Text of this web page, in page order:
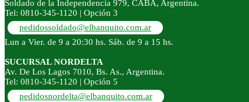
Soldado de la Independencia 979, CABA, Argentina.
Tel: 0810-345-1120 | Opción 3
pedidossoldado@elbanquito.com.ar
Lun a Vier. de 9 a 20:30 hs. Sáb. de 9 a 15 hs.
SUCURSAL NORDELTA
Av. De Los Lagos 7010, Bs. As., Argentina.
Tel: 0810-345-1120 | Opción 5
pedidosnordelta@elbanquito.com.ar